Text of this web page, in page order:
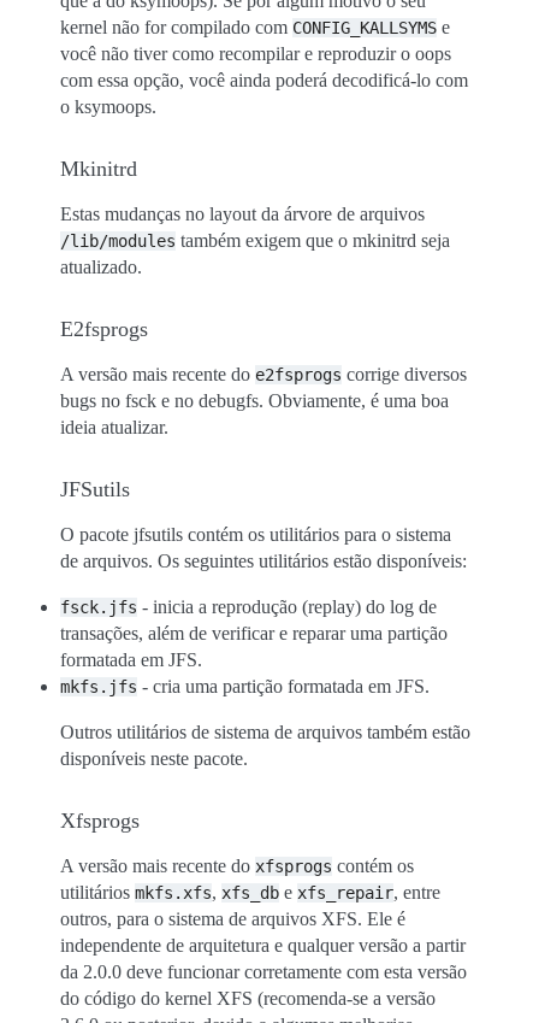
kernel não for compilado com CONFIG_KALLSYMS e
você não tiver como recompilar e reproduzir o oops
com essa opção, você ainda poderá decodificá-lo com
o ksymoops.
Mkinitrd
Estas mudanças no layout da árvore de arquivos
/lib/modules também exigem que o mkinitrd seja
atualizado.
E2fsprogs
A versão mais recente do e2fsprogs corrige diversos
bugs no fsck e no debugfs. Obviamente, é uma boa
ideia atualizar.
JFSutils
O pacote jfsutils contém os utilitários para o sistema
de arquivos. Os seguintes utilitários estão disponíveis:
fsck.jfs - inicia a reprodução (replay) do log de
transações, além de verificar e reparar uma partição
formatada em JFS.
mkfs.jfs - cria uma partição formatada em JFS.
Outros utilitários de sistema de arquivos também estão
disponíveis neste pacote.
Xfsprogs
A versão mais recente do xfsprogs contém os
utilitários mkfs.xfs, xfs_db e xfs_repair, entre
outros, para o sistema de arquivos XFS. Ele é
independente de arquitetura e qualquer versão a partir
da 2.0.0 deve funcionar corretamente com esta versão
do código do kernel XFS (recomenda-se a versão